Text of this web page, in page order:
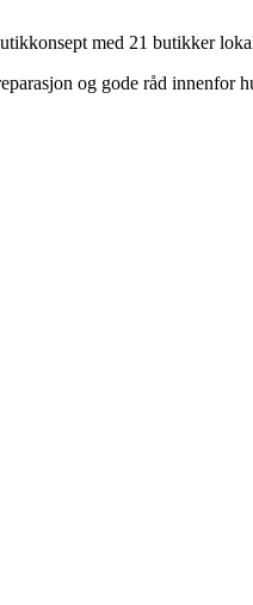
med 21 butikker
og gode råd innenfor